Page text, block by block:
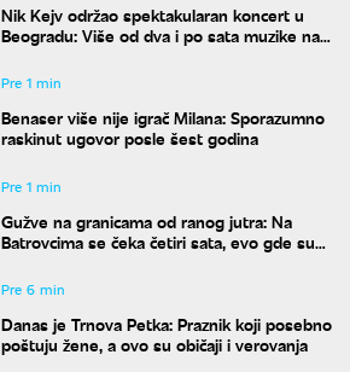
Nik Kejv održao spektakularan koncert u
Beogradu: Više od dva i po sata muzike na
Pre 1 min
Benaser više nije igrač Milana: Sporazumno
raskinut ugovor posle šest godina
Pre 1 min
Gužve na granicama od ranog jutra: Na
Batrovcima se čeka četiri sata, evo gde su
Pre 6 min
Danas je Trnova Petka: Praznik koji posebno
poštuju žene, a ovo su običaji i verovanja